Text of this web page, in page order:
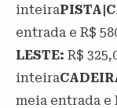
inteira
entrada e R$
LESTE: R$
inteira
meia entrada e